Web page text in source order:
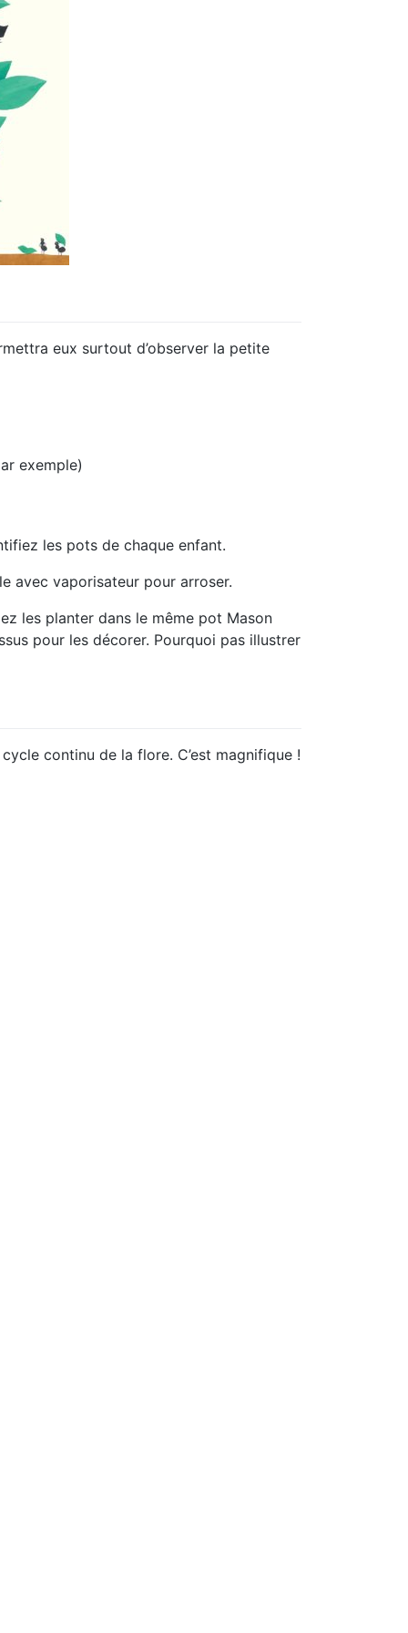
eux surtout d’observer la petite
exemple)
les pots de chaque enfant.
avec vaporisateur pour arroser.
les planter dans le même pot Mason
pour les décorer. Pourquoi pas illustrer
continu de la flore. C’est magnifique !